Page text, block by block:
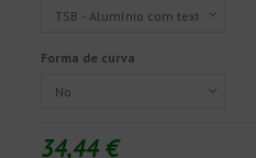
Forma de curva
34,44 €